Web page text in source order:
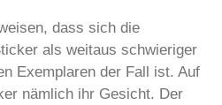
dass sich die
als weitaus schwieriger
Exemplaren der Fall ist. Auf
nämlich ihr Gesicht. Der